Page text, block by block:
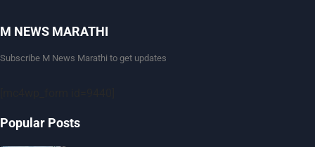
M NEWS MARATHI
Subscribe M News Marathi to get updates
Popular Posts